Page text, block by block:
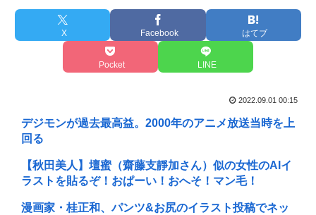
X Facebook はてブ
Pocket LINE
2022.09.01 00:15
デジモンが過去最高益。2000年のアニメ放送当時を上
回る
【秋田美人】壇蜜（齋藤支靜加さん）似の女性のAIイ
ラストを貼るぞ！おぱーい！おへそ！マン毛！
漫画家・桂正和、パンツ&お尻のイラスト投稿でネッ